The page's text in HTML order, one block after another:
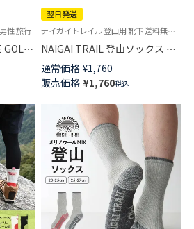
性 旅行
GOLF
ート
翌日発送
ナイガイトレイル 登山用 靴下 送料無料 山登り 抗菌防臭 パイル編 ウルトラライト 日本製
NAIGAI TRAIL 登山ソックス 軽
量 WASHI PILEソックス 和紙糸
（TAKUMI≪camifine®≫）使用
ショート丈 アーチフィットサポ
ート【365日最短翌日発送】
90370003
通常価格 ¥1,760
販売価格 ¥1,760税込